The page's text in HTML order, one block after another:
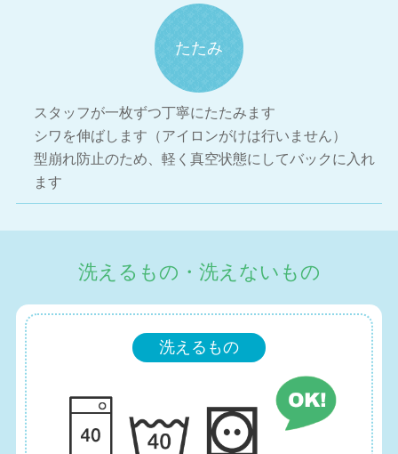
たたみ
スタッフが一枚ずつ丁寧にたたみます
シワを伸ばします（アイロンがけは行いません）
型崩れ防止のため、軽く真空状態にしてバックに入れ
ます
洗えるもの・洗えないもの
洗えるもの